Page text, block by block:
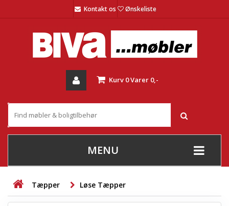
Kontakt os Ønskeliste
Kurv 0Varer 0,-
MENU
+
STUE
Tæpper Løse Tæpper